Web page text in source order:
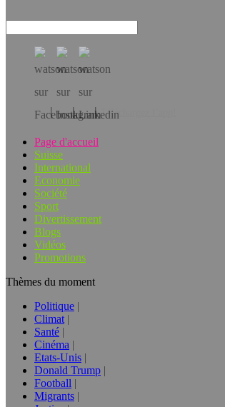
Téléchargez l’app!
Page d'accueil
Suisse
International
Economie
Société
Sport
Divertissement
Blogs
Vidéos
Promotions
Thèmes du moment
Politique
Climat
Santé
Cinéma
Etats-Unis
Donald Trump
Football
Migrants